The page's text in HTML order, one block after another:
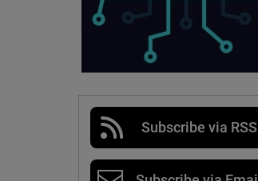
Subscribe via RSS